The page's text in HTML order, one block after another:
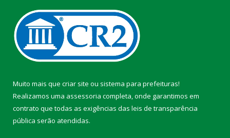
Muito mais que criar site ou sistema para prefeituras!
Realizamos uma assessoria completa, onde garantimos em
contrato que todas as exigências das leis de transparência
pública serão atendidas.